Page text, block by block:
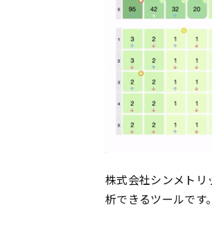
株式会社シンメトリ
析できるツールです。